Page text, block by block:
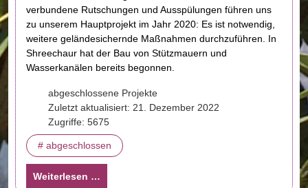
verbundene Rutschungen und Ausspülungen führen uns
zu unserem Hauptprojekt im Jahr 2020: Es ist notwendig,
weitere geländesichernde Maßnahmen durchzuführen. In
Shreechaur hat der Bau von Stützmauern und
Wasserkanälen bereits begonnen.
abgeschlossene Projekte
Zuletzt aktualisiert: 21. Dezember 2022
Zugriffe: 5675
# abgeschlossen
Weiterlesen …